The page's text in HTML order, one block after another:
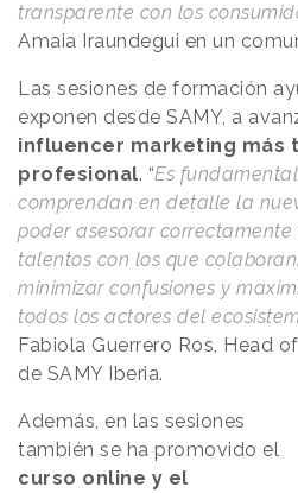
transparente con los
Amaia Iraundegui en un
Las sesiones de formación
exponen desde SAMY, a
influencer marketing más
profesional. “Es
comprendan en detalle la
poder asesorar correctamente
talentos con los que
minimizar confusiones y
todos los actores del
Fabiola Guerrero Ros, Head
de SAMY Iberia.
Además, en las sesiones
también se ha promovido el
curso online y el